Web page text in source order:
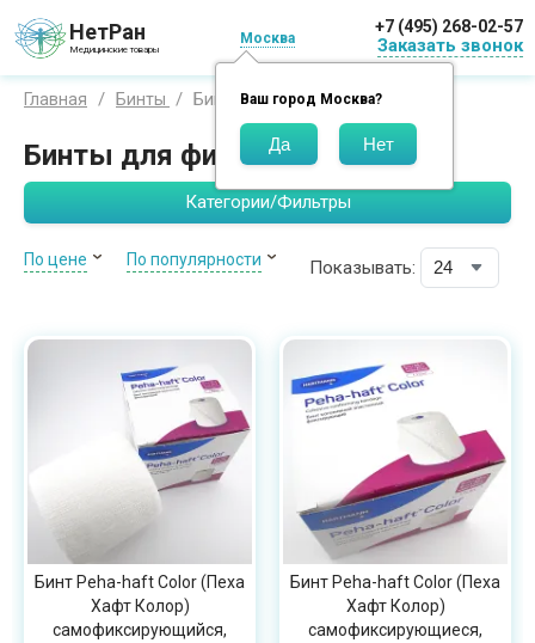
НетРан
Медицинские товары
Москва
Ваш город Москва?
+7 (495) 268-02-57
Заказать звонок
Главная Бинты Бинты для фиксации повязок
Бинты для фиксации повязок
Категории/Фильтры
По цене По популярности Показывать:
Бинт Peha-haft Color (Пеха
Хафт Колор)
самофиксирующийся,
Бинт Peha-haft Color (Пеха
Хафт Колор)
самофиксирующиеся,